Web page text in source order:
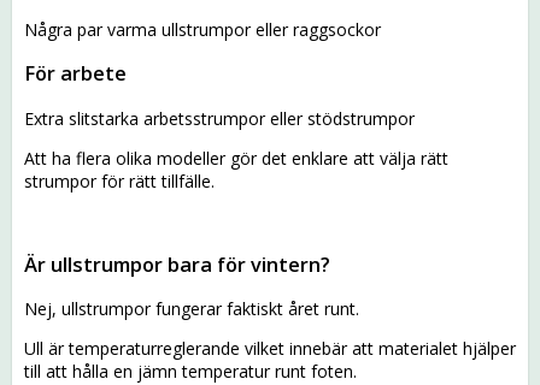
Några par varma ullstrumpor eller raggsockor
För arbete
Extra slitstarka arbetsstrumpor eller stödstrumpor
Att ha flera olika modeller gör det enklare att välja rätt
strumpor för rätt tillfälle.
Är ullstrumpor bara för vintern?
Nej, ullstrumpor fungerar faktiskt året runt.
Ull är temperaturreglerande vilket innebär att materialet hjälper
till att hålla en jämn temperatur runt foten.